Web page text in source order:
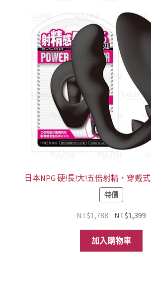
日本NPG 硬!長!大!五倍射精，穿戴
特價
NT$1,788 原
價
格：
NT$1,399
加入購物車